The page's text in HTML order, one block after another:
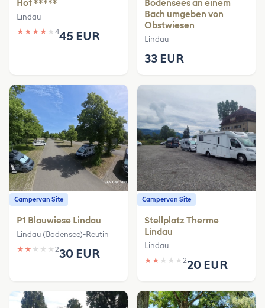
Hof *****
Lindau
★ ★ ★ ★ ★ 445 EUR
Bodensees an einem
Bach umgeben von
Obstwiesen
Lindau
33 EUR
Campervan Site
P1 Blauwiese Lindau
Lindau (Bodensee)-Reutin
★ ★ ★ ★ ★ 230 EUR
Campervan Site
Stellplatz Therme
Lindau
Lindau
★ ★ ★ ★ ★ 220 EUR